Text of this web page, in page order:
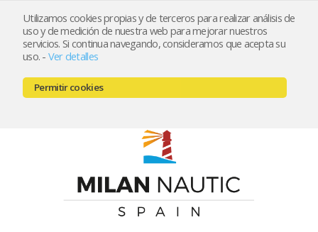
Utilizamos cookies propias y de terceros para realizar análisis de
uso y de medición de nuestra web para mejorar nuestros
servicios. Si continua navegando, consideramos que acepta su
uso. - Ver detalles
Permitir cookies
Registrarse Mi cuenta
666521122 // 654999333